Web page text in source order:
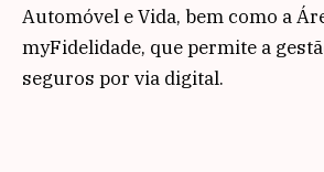
Automóvel e Vida, bem como a
myFidelidade, que permite a
seguros por via digital.